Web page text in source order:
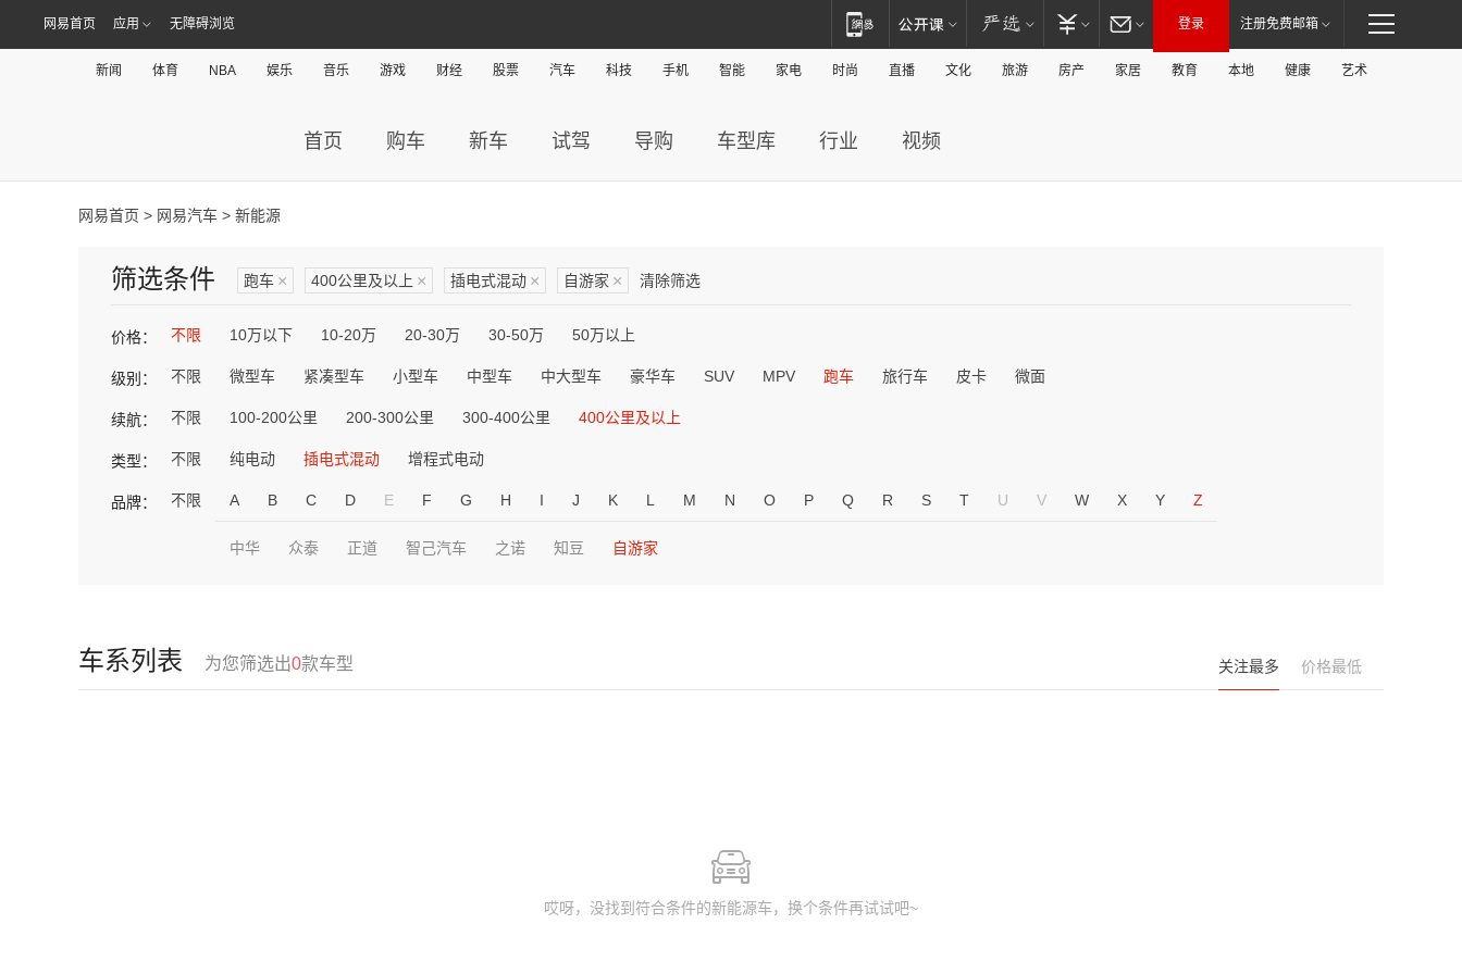
网易首页 应用 无障碍浏览 登录 注册免费邮箱
新闻 体育 NBA 娱乐 音乐 游戏 财经 股票 汽车 科技 手机 智能 家电 时尚 直播 文化 旅游 房产 家居 教育 本地 健康 艺术
首页 购车 新车 试驾 导购 车型库 行业 视频
网易首页 > 网易汽车 > 新能源
筛选条件 跑车 × 400公里及以上 × 插电式混动 × 自游家 × 清除筛选
价格： 不限 10万以下 10-20万 20-30万 30-50万 50万以上
级别： 不限 微型车 紧凑型车 小型车 中型车 中大型车 豪华车 SUV MPV 跑车 旅行车 皮卡 微面
续航： 不限 100-200公里 200-300公里 300-400公里 400公里及以上
类型： 不限 纯电动 插电式混动 增程式电动
品牌： 不限 A B C D E F G H I J K L M N O P Q R S T U V W X Y Z
中华 众泰 正道 智己汽车 之诺 知豆 自游家
车系列表 为您筛选出0款车型 关注最多 价格最低
哎呀，没找到符合条件的新能源车，换个条件再试试吧~